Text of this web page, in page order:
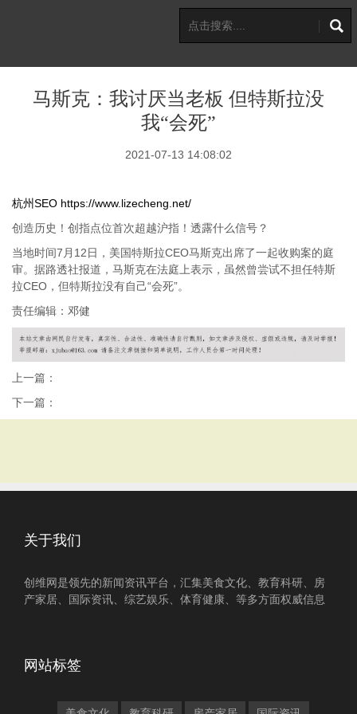
马斯克：我讨厌当老板 但特斯拉没
我“会死”
2021-07-13 14:08:02
杭州SEO https://www.lizecheng.net/
创造历史！创指点位首次超越沪指！透露什么信号？
当地时间7月12日，美国特斯拉CEO马斯克出席了一起收购案的庭
审。据路透社报道，马斯克在法庭上表示，虽然曾尝试不担任特斯
拉CEO，但特斯拉没有自己“会死”。
责任编辑：邓健
上一篇：
下一篇：
关于我们
创维网是领先的新闻资讯平台，汇集美食文化、教育科研、房
产家居、国际资讯、综艺娱乐、体育健康、等多方面权威信息
网站标签